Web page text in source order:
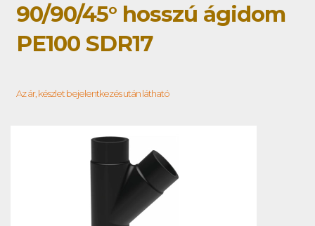
90/90/45° hosszú ágidom
PE100 SDR17
Az ár, készlet bejelentkezés után látható